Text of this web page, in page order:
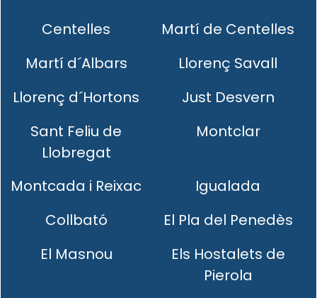
Centelles
Martí de Centelles
Martí d´Albars
Llorenç Savall
Llorenç d´Hortons
Just Desvern
Sant Feliu de
Llobregat
Montclar
Montcada i Reixac
Igualada
Collbató
El Pla del Penedès
El Masnou
Els Hostalets de
Pierola